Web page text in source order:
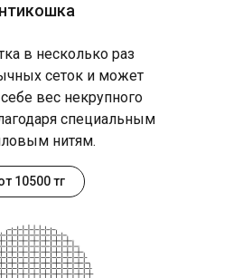
в несколько раз
сеток и может
вес некрупного
специальным
нитям.
10500 тг